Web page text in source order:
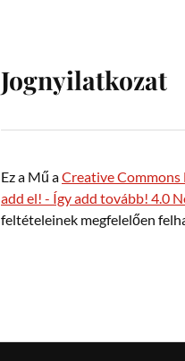
Jognyilatkozat
Ez a Mű aCreative Commons
add el! - Így add tovább! 4.0
feltételeinek megfelelően